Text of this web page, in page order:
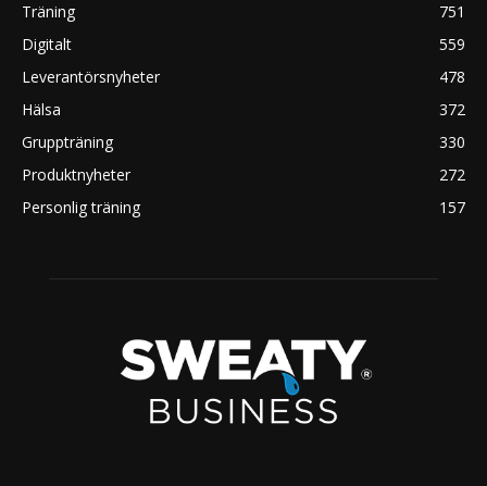
Träning
751
Digitalt
559
Leverantörsnyheter
478
Hälsa
372
Gruppträning
330
Produktnyheter
272
Personlig träning
157